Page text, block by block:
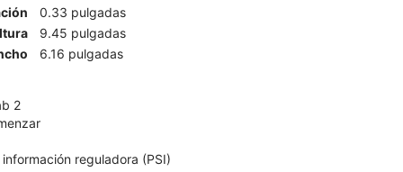
0.33 pulgadas
9.45 pulgadas
6.16 pulgadas
2
reguladora (PSI)